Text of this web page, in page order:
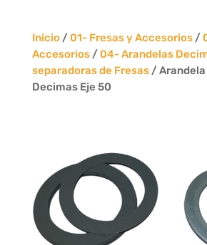
Inicio/ 01- Fresas y Accesorios/
Accesorios/ 04- Arandelas
separadoras de Fresas/ Arandela
Decimas Eje 50